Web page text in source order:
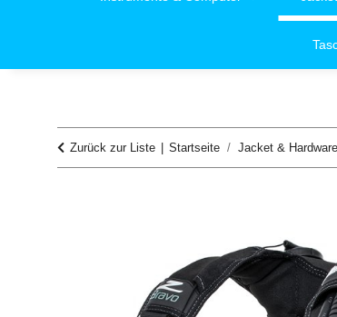
Zurück zur Liste Startseite Jacket & Hardware